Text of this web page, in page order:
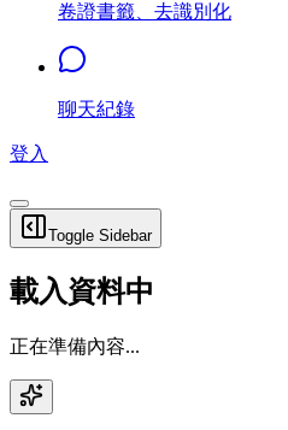
卷證書籤、去識別化
聊天紀錄
登入
Toggle Sidebar
載入資料中
正在準備內容...